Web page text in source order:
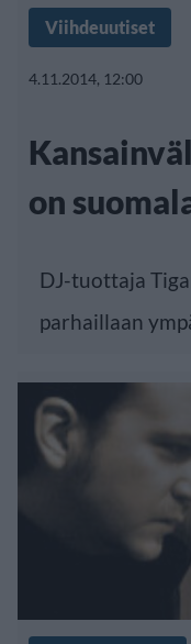
Viihdeuutiset
4.11.2014, 12:00
on
DJ-tuottaja
parhaillaan